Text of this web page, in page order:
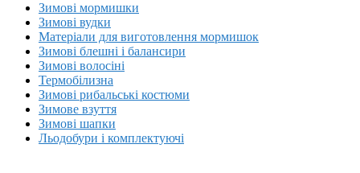
Зимові мормишки
Зимові вудки
Матеріали для виготовлення мормишок
Зимові блешні і балансири
Зимові волосіні
Термобілизна
Зимові рибальські костюми
Зимове взуття
Зимові шапки
Льодобури і комплектуючі